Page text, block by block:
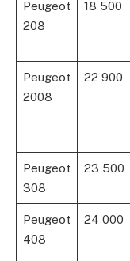
Peugeot
208
18 500
Peugeot
2008
22 900
Peugeot
308
23 500
Peugeot
408
24 000